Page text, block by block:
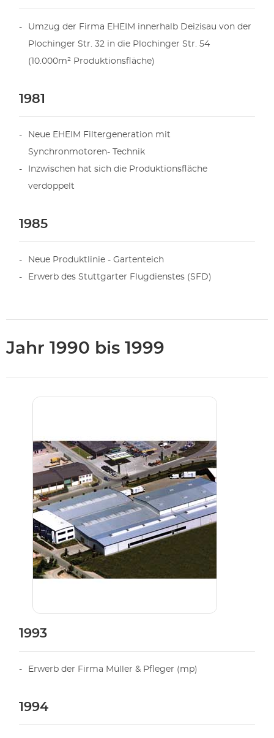
Umzug der Firma EHEIM innerhalb Deizisau von der
Plochinger Str. 32 in die Plochinger Str. 54
(10.000m² Produktionsfläche)
1981
Neue EHEIM Filtergeneration mit
Synchronmotoren- Technik
Inzwischen hat sich die Produktionsfläche
verdoppelt
1985
Neue Produktlinie - Gartenteich
Erwerb des Stuttgarter Flugdienstes (SFD)
Jahr 1990 bis 1999
1993
Erwerb der Firma Müller & Pfleger (mp)
1994